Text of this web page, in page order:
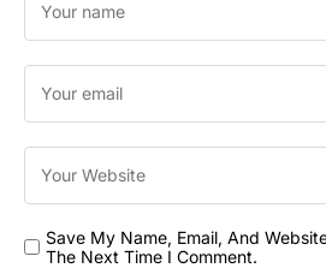
Save My Name, Email, And
The Next Time I Comment.